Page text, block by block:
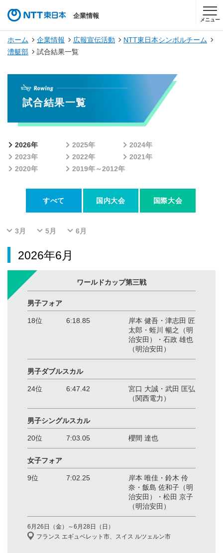
企業情報
メニュー
ホーム 企業情報 広報宣伝活動
NTT東日本シンボルチーム
漕艇部
試合結果一覧
試合結果一覧
2026年 2025年
2024年
2023年
2022年
2021年
2020年
2019年～2012年
すべて 国内大会 国際大会
3月 5月 6月
2026年6月
ワールドカップ第三戦
男子フォア
18位 6:18.85
岸本 健吾・津志田 匠
太郎・蛭川 暢之（明
治安田）・石政 雄也
（明治安田）
男子ダブルスカル
24位 6:47.42
宮口 大誠・武田 匡弘
（関西電力）
男子シングルスカル
20位 7:03.05 櫻間 達也
女子フォア
9位 7:02.25
岸本 唯佳・鈴木 伶
奈・飯島 佐和子（明
治安田）・松田 京子
（明治安田）
6月26日（金）～6月28日（日）
フランス エギュベレット市、スイス ルツェルン市